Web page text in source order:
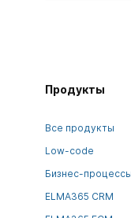
Продукты
Все продукты
Low-code
Бизнес-процессы
ELMA365 CRM